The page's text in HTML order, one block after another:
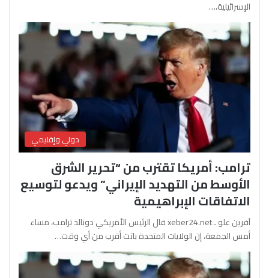
الإسرائيلية،…
دولي وإقليمي
ترامب: أمريكا تقترب من “تحرير الشرق
الأوسط من التهديد الإيراني” ويدعو لتوسيع
الاتفاقات الإبراهيمية
آفرين علو ـ xeber24.net قال الرئيس الأمريكي دونالد ترامب، مساء
أمس الجمعة، إن الولايات المتحدة باتت أقرب من أي وقت…